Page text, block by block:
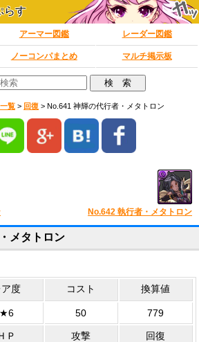
らす
アーマー図鑑 レーダー図鑑
ノーコンパまとめ マルチ掲示板
覧 > 回復 > No.641 神輝の代行者・メタトロン
No.642 執行者・メタトロン
メタトロン
ア度 コスト 換算値
★6 50 779
Ｐ 攻撃
回復